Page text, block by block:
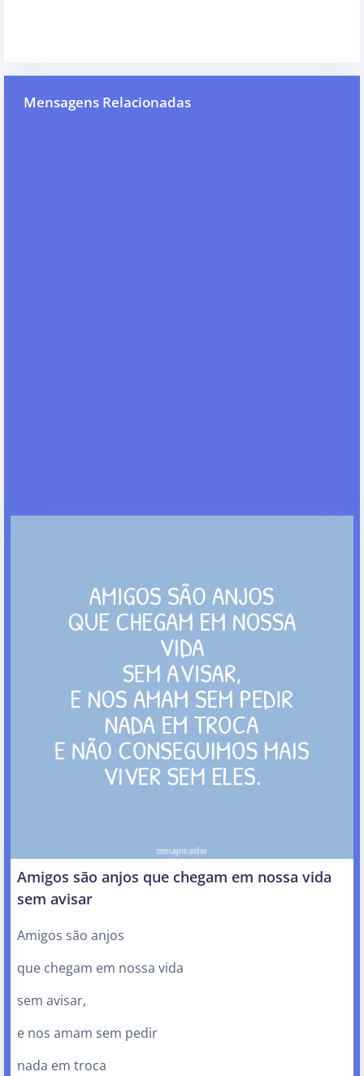
Mensagens Relacionadas
Amigos são anjos que chegam em nossa vida
sem avisar
Amigos são anjos
que chegam em nossa vida
sem avisar,
e nos amam sem pedir
nada em troca